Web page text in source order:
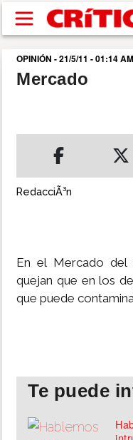
Pasar al contenido
buscar
DEPORTES
MUNDO
MULTIMEDIA
IMPRESO
OPINIÓN - 21/5/11 - 01:14 AM
Mercado
RedacciÃ³n
En el Mercado del
quejan que en los
que puede
Te puede